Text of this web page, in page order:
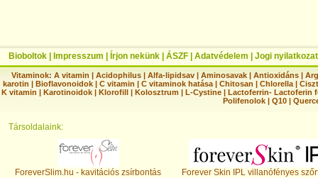
Bioboltok Impresszum Írjon nekünk ÁSZF Adatvédelem Jogi nyilatkozat
Vitaminok: A vitamin |Acidophilus |Alfa-lipidsav |Aminosavak |Antioxidáns |
karotin | Bioflavonoidok | C vitamin | C vitaminok hatása | Chitosan | Chlorella |
K vitamin | Karotinoidok | Klorofill | Kolosztrum | L-Cystine | Lactoferrin- Lactoferin
Polifenolok |Q10 |
Társoldalaink:
ForeverSlim.hu - kavitációs zsírbontás Forever Skin IPL villanófényes